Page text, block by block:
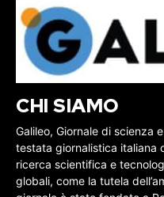
CHI SIAMO
Galileo, Giornale di scienza
testata giornalistica italiana
ricerca scientifica e
globali, come la tutela